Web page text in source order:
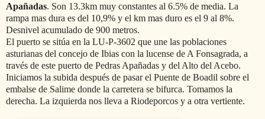
Apañadas. Son 13.3km muy constantes al 6.5% de media. La
rampa mas dura es del 10,9% y el km mas duro es el 9 al 8%.
Desnivel acumulado de 900 metros.
El puerto se sitúa en la LU-P-3602 que une las poblaciones
asturianas del concejo de Ibias con la lucense de A Fonsagrada, a
través de este puerto de Pedras Apañadas y del Alto del Acebo.
Iniciamos la subida después de pasar el Puente de Boadil sobre el
embalse de Salime donde la carretera se bifurca. Tomamos la
derecha. La izquierda nos lleva a Riodeporcos y a otra vertiente.